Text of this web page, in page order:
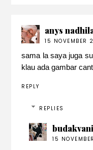
anys
15 NOVEMBER
sama la saya juga
klau ada gambar
REPLY
REPLIES
15